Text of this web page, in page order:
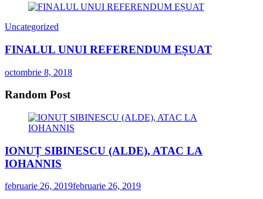
Uncategorized
FINALUL UNUI REFERENDUM EȘUAT
octombrie 8, 2018
Random Post
IONUȚ SIBINESCU (ALDE), ATAC LA
IOHANNIS
februarie 26, 2019februarie 26, 2019